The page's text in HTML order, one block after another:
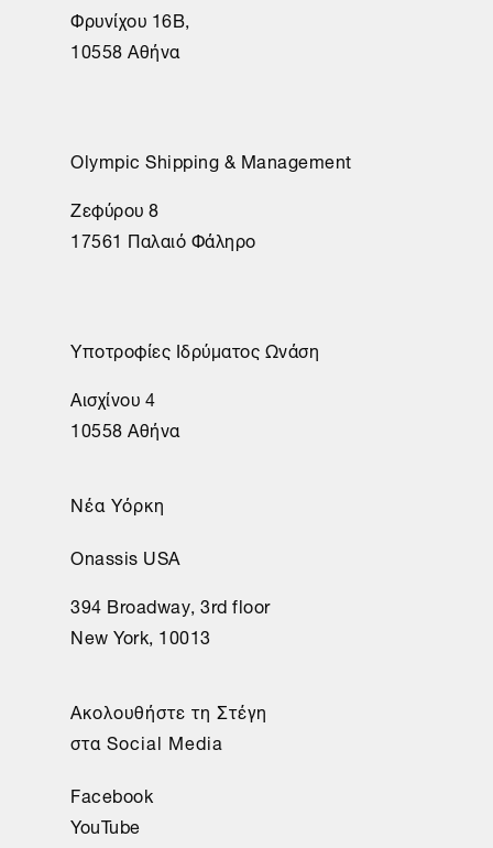
Φρυνίχου 16Β,
10558 Αθήνα
Olympic Shipping & Management
Ζεφύρου 8
17561 Παλαιό Φάληρο
Υποτροφίες Ιδρύματος Ωνάση
Αισχίνου 4
10558 Αθήνα
Νέα Υόρκη
Onassis USA
394 Broadway, 3rd floor
New York, 10013
Ακολουθήστε τη Στέγη
στα Social Media
Facebook
YouTube